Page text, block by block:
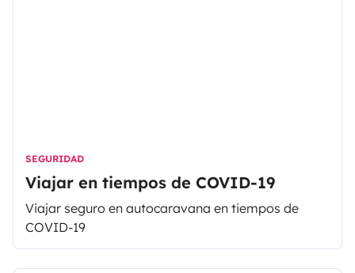
SEGURIDAD
Viajar en tiempos de COVID-19
Viajar seguro en autocaravana en tiempos de
COVID-19